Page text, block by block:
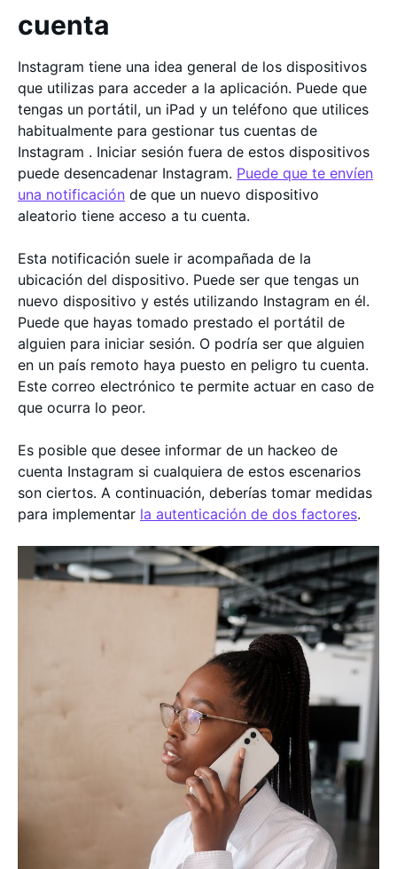
cuenta
Instagram tiene una idea general de los dispositivos
que utilizas para acceder a la aplicación. Puede que
tengas un portátil, un iPad y un teléfono que utilices
habitualmente para gestionar tus cuentas de
Instagram . Iniciar sesión fuera de estos dispositivos
puede desencadenar Instagram. Puede que te envíen
una notificación de que un nuevo dispositivo
aleatorio tiene acceso a tu cuenta.
Esta notificación suele ir acompañada de la
ubicación del dispositivo. Puede ser que tengas un
nuevo dispositivo y estés utilizando Instagram en él.
Puede que hayas tomado prestado el portátil de
alguien para iniciar sesión. O podría ser que alguien
en un país remoto haya puesto en peligro tu cuenta.
Este correo electrónico te permite actuar en caso de
que ocurra lo peor.
Es posible que desee informar de un hackeo de
cuenta Instagram si cualquiera de estos escenarios
son ciertos. A continuación, deberías tomar medidas
para implementar la autenticación de dos factores.